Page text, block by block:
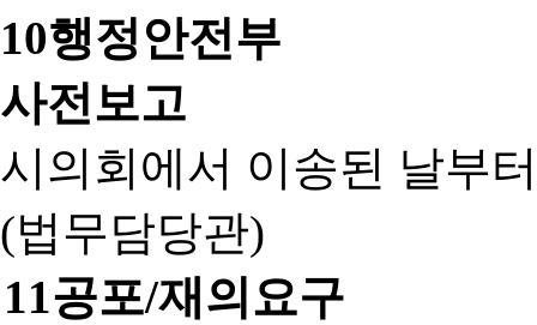
10행정안전부
사전보고
시의회에서 이송된 날부
(법무담당관)
11공포/재의요구